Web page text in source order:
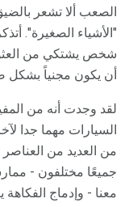
الصعب ألا تشعر
"الأشياء الصغيرة".
شخص يشتكي من
أن يكون مجنياً بشكل
لقد وجدت أنه من
السيارات مهما جدا
من العديد من العناصر
جميعًا مختلفون -
معنا - وإدماج